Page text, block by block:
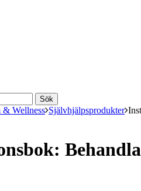
& Wellness Självhjälpsprodukter